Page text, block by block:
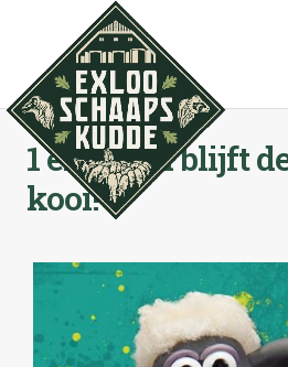
1 en 2 juni blijft
kooi!